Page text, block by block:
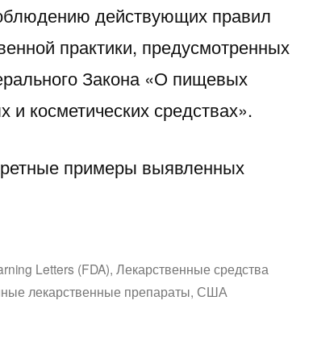
действующих правил
практики, предусмотренных
Закона «О пищевых
и косметических средствах».
примеры выявленных
Letters (FDA), Лекарственные средства
лекарственные препараты, США